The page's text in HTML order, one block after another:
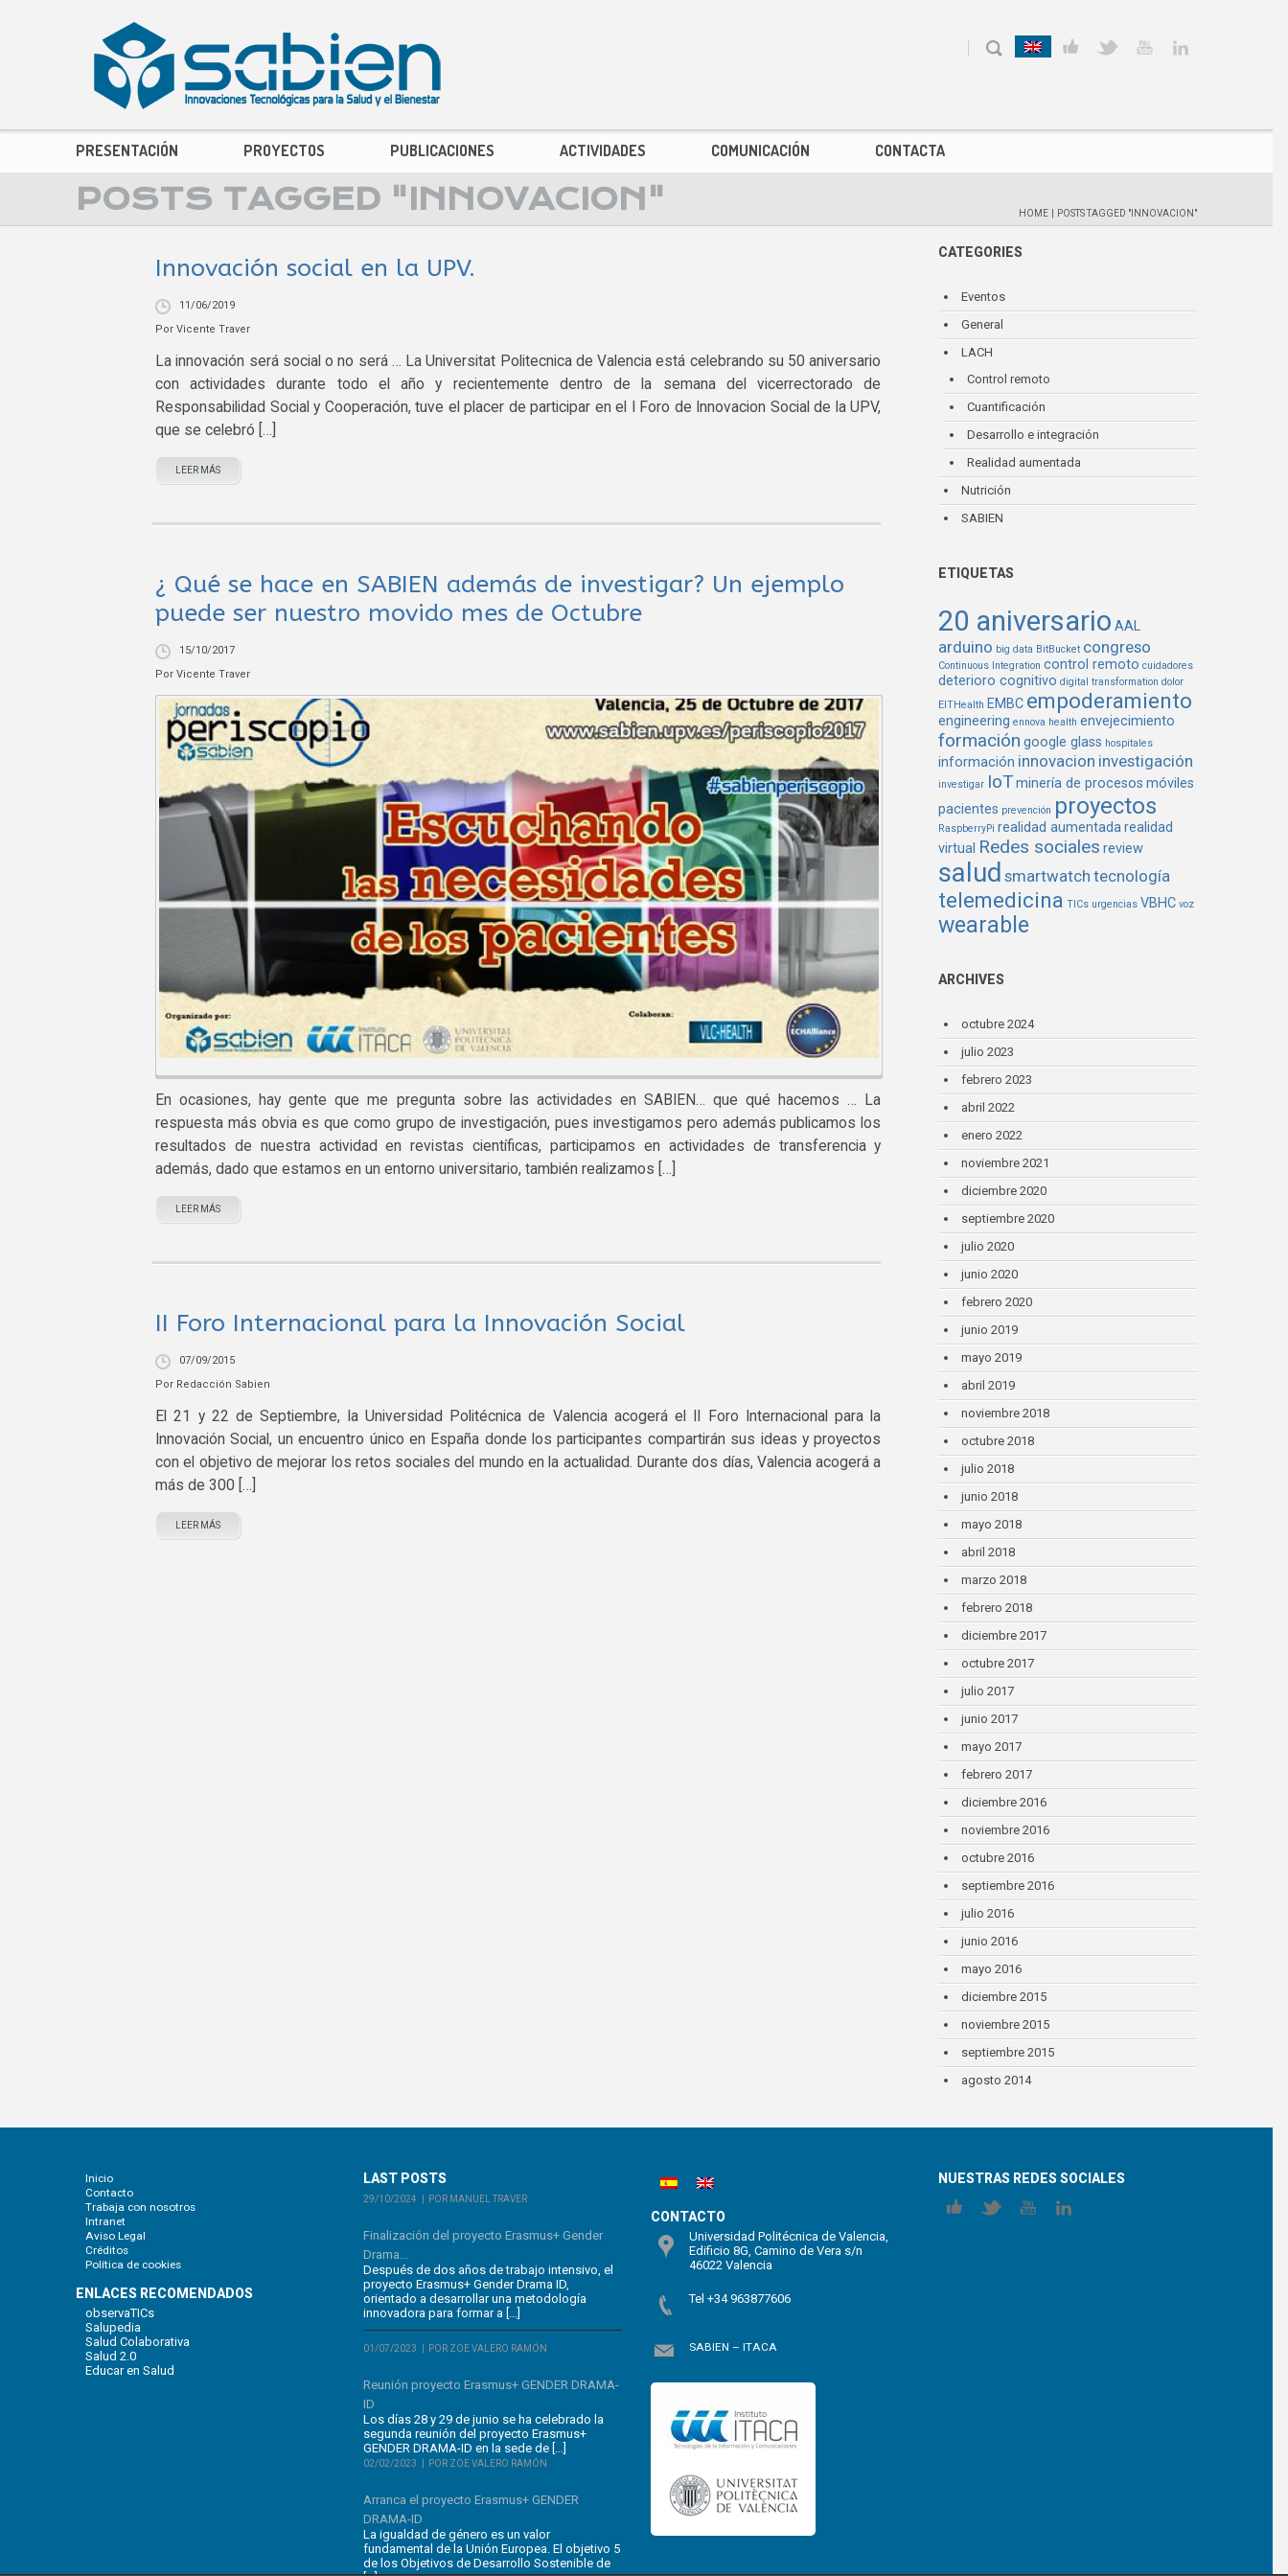
PRESENTACIÓN PROYECTOS PUBLICACIONES ACTIVIDADES COMUNICACIÓN CONTACTA
POSTS TAGGED "INNOVACION" HOME POSTS TAGGED "INNOVACION"
Innovación social en la UPV.
11/06/2019
Por Vicente Traver
La innovación será social o no será … La Universitat Politecnica de Valencia está celebrando su 50 aniversario
con actividades durante todo el año y recientemente dentro de la semana del vicerrectorado de
Responsabilidad Social y Cooperación, tuve el placer de participar en el I Foro de Innovacion Social de la UPV,
que se celebró […]
LEER MÁS
¿ Qué se hace en SABIEN además de investigar? Un ejemplo
puede ser nuestro movido mes de Octubre
15/10/2017
Por Vicente Traver
En ocasiones, hay gente que me pregunta sobre las actividades en SABIEN… que qué hacemos … La
respuesta más obvia es que como grupo de investigación, pues investigamos pero además publicamos los
resultados de nuestra actividad en revistas científicas, participamos en actividades de transferencia y
además, dado que estamos en un entorno universitario, también realizamos […]
LEER MÁS
II Foro Internacional para la Innovación Social
07/09/2015
Por Redacción Sabien
El 21 y 22 de Septiembre, la Universidad Politécnica de Valencia acogerá el II Foro Internacional para la
Innovación Social, un encuentro único en España donde los participantes compartirán sus ideas y proyectos
con el objetivo de mejorar los retos sociales del mundo en la actualidad. Durante dos días, Valencia acogerá a
más de 300 […]
LEER MÁS
CATEGORIES
Eventos
General
LACH
Control remoto
Cuantificación
Desarrollo e integración
Realidad aumentada
Nutrición
SABIEN
ETIQUETAS
20 aniversario AAL
arduino big data BitBucket congreso
Continuous Integration control remoto cuidadores
deterioro cognitivo digital transformation dolor
EITHealth EMBC empoderamiento
engineering ennova health envejecimiento
formación google glass hospitales
información innovacion investigación
investigar IoTminería de procesos móviles
pacientes prevención proyectos
RaspberryPi realidad aumentadarealidad
virtual Redes sociales review
salud smartwatch tecnología
telemedicina TICs urgencias VBHC voz
wearable
ARCHIVES
octubre 2024
julio 2023
febrero 2023
abril 2022
enero 2022
noviembre 2021
diciembre 2020
septiembre 2020
julio 2020
junio 2020
febrero 2020
junio 2019
mayo 2019
abril 2019
noviembre 2018
octubre 2018
julio 2018
junio 2018
mayo 2018
abril 2018
marzo 2018
febrero 2018
diciembre 2017
octubre 2017
julio 2017
junio 2017
mayo 2017
febrero 2017
diciembre 2016
noviembre 2016
octubre 2016
septiembre 2016
julio 2016
junio 2016
mayo 2016
diciembre 2015
noviembre 2015
septiembre 2015
agosto 2014
Inicio
Contacto
Trabaja con nosotros
Intranet
Aviso Legal
Créditos
Política de cookies
ENLACES RECOMENDADOS
observaTICs
Salupedia
Salud Colaborativa
Salud 2.0
Educar en Salud
LAST POSTS
29/10/2024 POR MANUEL TRAVER
Finalización del proyecto Erasmus+ Gender
Drama...
Después de dos años de trabajo intensivo, el
proyecto Erasmus+ Gender Drama ID,
orientado a desarrollar una metodología
innovadora para formar a […]
01/07/2023 POR ZOE VALERO RAMÓN
Reunión proyecto Erasmus+ GENDER DRAMA-
ID
Los días 28 y 29 de junio se ha celebrado la
segunda reunión del proyecto Erasmus+
GENDER DRAMA-ID en la sede de […]
02/02/2023 POR ZOE VALERO RAMÓN
Arranca el proyecto Erasmus+ GENDER
DRAMA-ID
La igualdad de género es un valor
fundamental de la Unión Europea. El objetivo 5
de los Objetivos de Desarrollo Sostenible de
CONTACTO
Universidad Politécnica de Valencia,
Edificio 8G, Camino de Vera s/n
46022 Valencia
Tel +34 963877606
SABIEN – ITACA
NUESTRAS REDES SOCIALES